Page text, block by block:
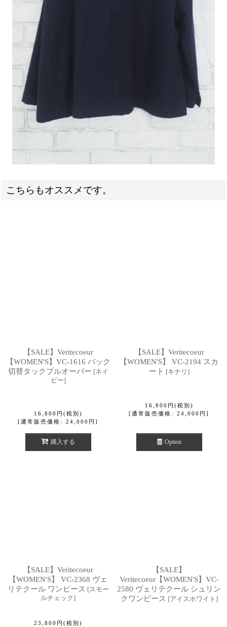
こちらもオススメです。
【SALE】Veritecoeur
【WOMEN'S】VC-1616 バック
切替タックプルオーバー [ネイ
ビー]
16,800 円 (税別)
[通常販売価格 : 24,000 円 ]
購入する
【SALE】Veritecoeur
【WOMEN'S】 VC-2194 スカ
ート [キナリ ]
16,800 円 (税別)
[通常販売価格 : 24,000 円 ]
Option
【SALE】Veritecoeur
【WOMEN'S】 VC-2368 ヴェ
リテクール ワンピース [スモー
ルチェック]
23,800 円 (税別)
【SALE】
Veritecoeur【WOMEN'S】VC-
2580 ヴェリテクール シュリン
クワンピース [アイスホワイト ]